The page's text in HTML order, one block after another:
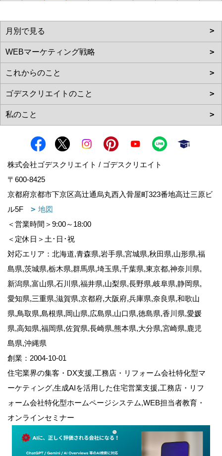
株式会社ゴデスクリエイト / ゴデスクリエイト
〒600-8425
京都府京都市下京区高辻通烏丸西入骨屋町323番地高辻三原ビ
ル5F
地図
＜営業時間＞9:00～18:00
＜定休日＞土･日･祝
対応エリア：北海道,青森県,岩手県,宮城県,秋田県,山形県,福
島県,茨城県,栃木県,群馬県,埼玉県,千葉県,東京都,神奈川県,
新潟県,富山県,石川県,福井県,山梨県,長野県,岐阜県,静岡県,
愛知県,三重県,滋賀県,京都府,大阪府,兵庫県,奈良県,和歌山
県,鳥取県,島根県,岡山県,広島県,山口県,徳島県,香川県,愛媛
県,高知県,福岡県,佐賀県,長崎県,熊本県,大分県,宮崎県,鹿児
島県,沖縄県
創業：2004-10-01
住宅業界の集客・DX支援,工務店・リフォーム会社特化型マ
ーケティング,生成AIを活用した住宅営業支援,工務店・リフ
ォーム会社特化型ホームページシステム,WEB担当者教育・
オンラインセミナー